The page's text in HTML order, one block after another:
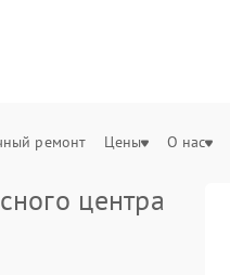
ремонт Цены О нас
центра